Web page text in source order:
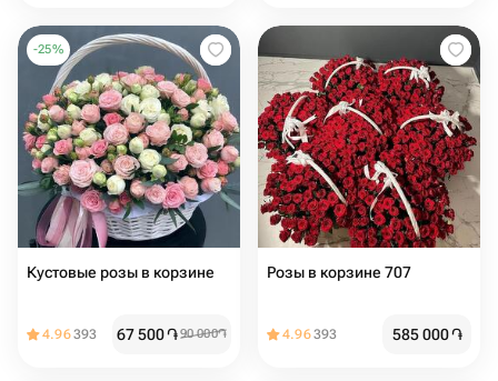
-25%
Кустовые розы в корзине
4.96393 67 500֏90 000֏
Розы в корзине 707
4.96393 585 000֏